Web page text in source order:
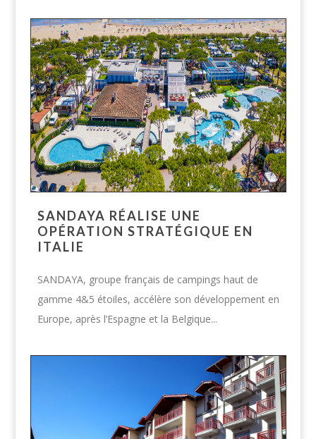
SANDAYA RÉALISE UNE
OPÉRATION STRATÉGIQUE EN
ITALIE
SANDAYA, groupe français de campings haut de
gamme 4&5 étoiles, accélère son développement en
Europe, après l’Espagne et la Belgique...